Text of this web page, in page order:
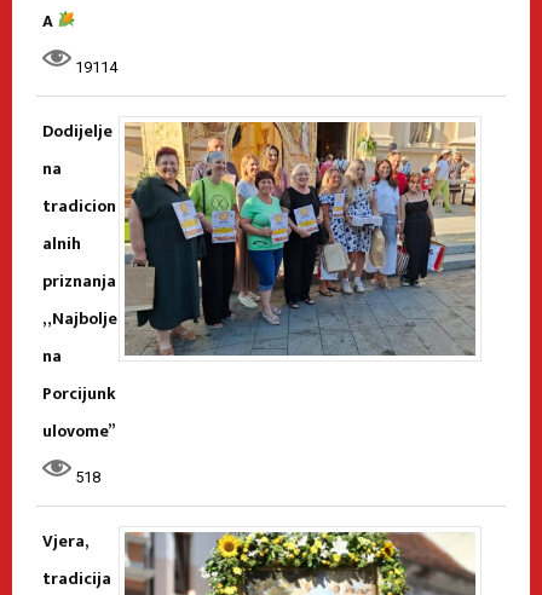
A
19114
Dodijelje
na
tradicion
alnih
priznanja
„Najbolje
na
Porcijunk
ulovome”
518
Vjera,
tradicija